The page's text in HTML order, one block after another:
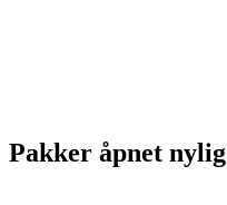
Pakker åpnet nylig